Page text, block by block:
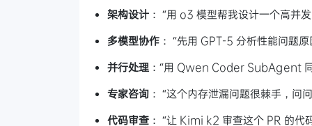
架构设计 ： “用 o3 模型帮我设计一个高并
多模型协作 ： “先用 GPT-5 分析性能问题
并行处理 ：“用 Qwen Coder SubAgent
专家咨询 ： “这个内存泄漏问题很棘手，
代码审查 ： “让 Kimi k2 审查这个 PR 的代